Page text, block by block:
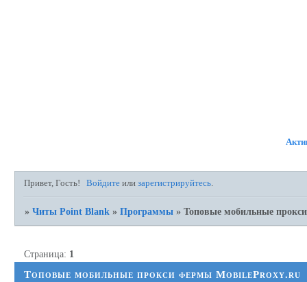
Привет, Гость! Войдите илизарегистрируйтесь.
»Читы Point Blank »Программы »Топовые мобильные
Топовые мобильные прокси фермы MobileProxy.ru
Страница: 1